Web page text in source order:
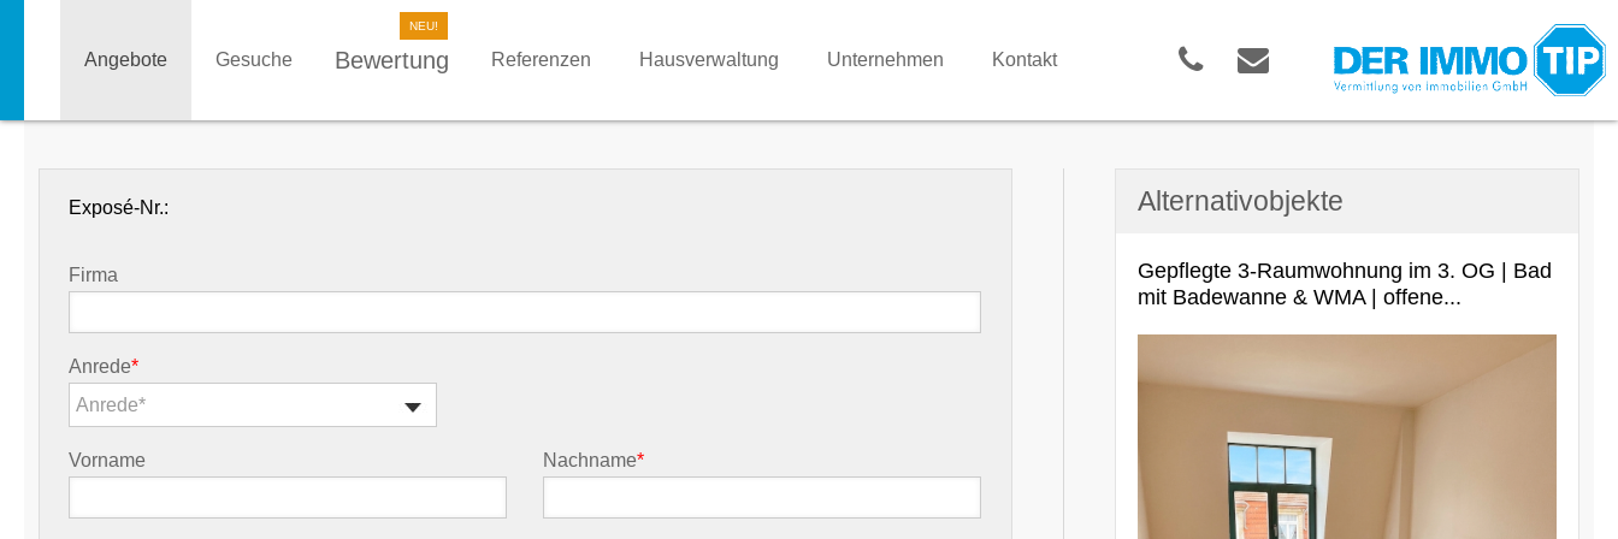
Angebote Gesuche Bewertung Referenzen Hausverwaltung Unternehmen Kontakt
Exposé-Nr.:
Firma
Anrede*
Anrede*
Vorname Nachname*
Alternativobjekte
Gepflegte 3-Raumwohnung im 3. OG | Bad
mit Badewanne & WMA | offene...